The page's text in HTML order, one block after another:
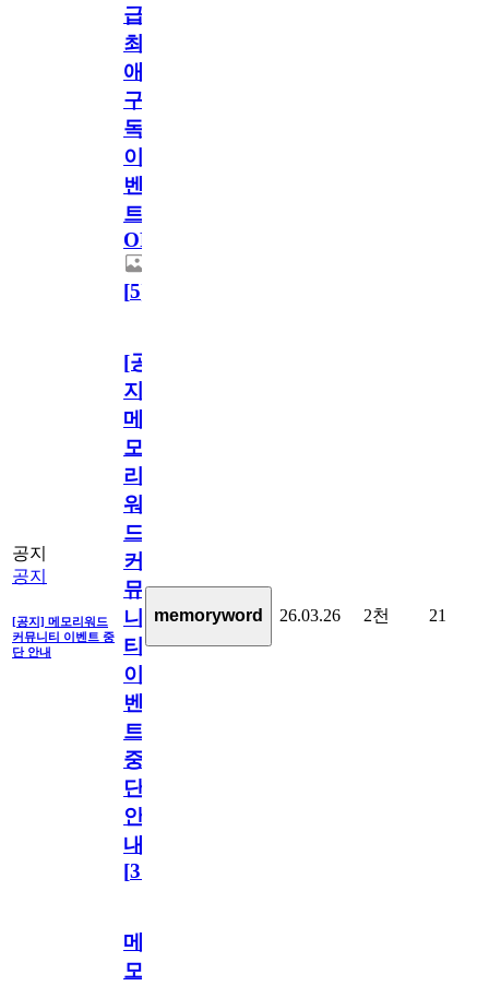
급!
최
애
구
독
이
벤
트
OPEN!
[5]
공지
공지
[공지] 메모리워드
커뮤니티 이벤트 중
단 안내
[공
지]
메
모
리
워
드
커
뮤
니
티
이
벤
트
중
단
안
내
[31
memoryword 26.03.26 2천 21
메
모